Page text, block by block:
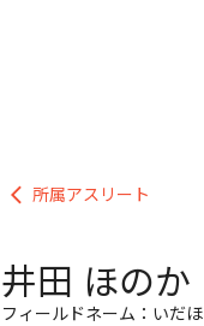
arrow_back_ios 所属アスリート
井田 ほのか
フィールドネーム：いだほ